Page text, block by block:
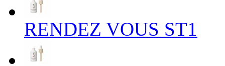
RENDEZ VOUS ST1